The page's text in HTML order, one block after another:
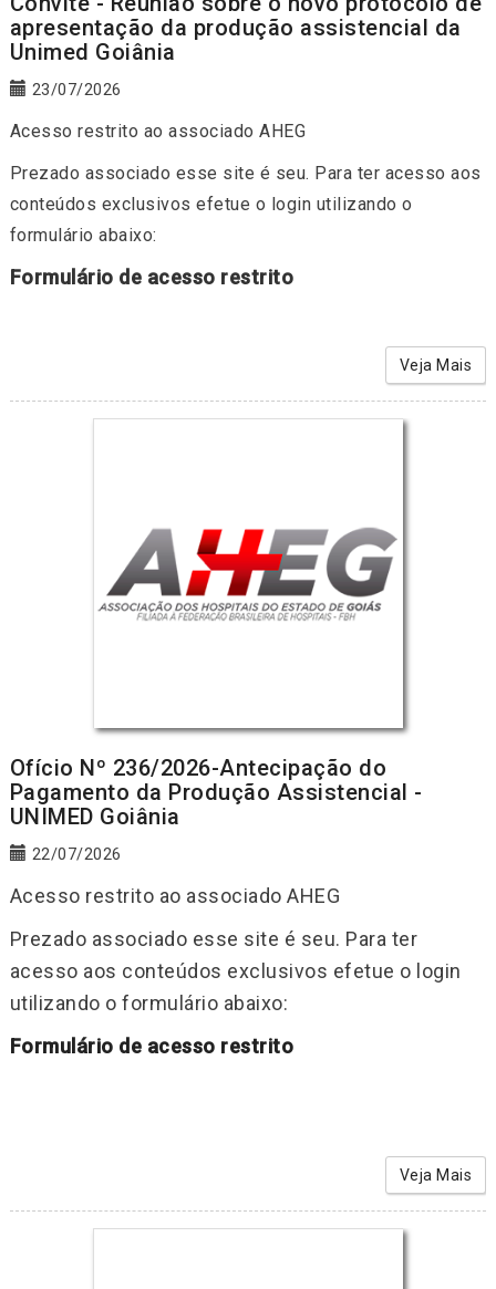
apresentação da produção assistencial da
Unimed Goiânia
23/07/2026
Acesso restrito ao associado AHEG
Prezado associado esse site é seu. Para ter acesso aos
conteúdos exclusivos efetue o login utilizando o
formulário abaixo:
Formulário de acesso restrito
Veja Mais
Ofício Nº 236/2026-Antecipação do
Pagamento da Produção Assistencial -
UNIMED Goiânia
22/07/2026
Acesso restrito ao associado AHEG
Prezado associado esse site é seu. Para ter
acesso aos conteúdos exclusivos efetue o login
utilizando o formulário abaixo:
Formulário de acesso restrito
Veja Mais